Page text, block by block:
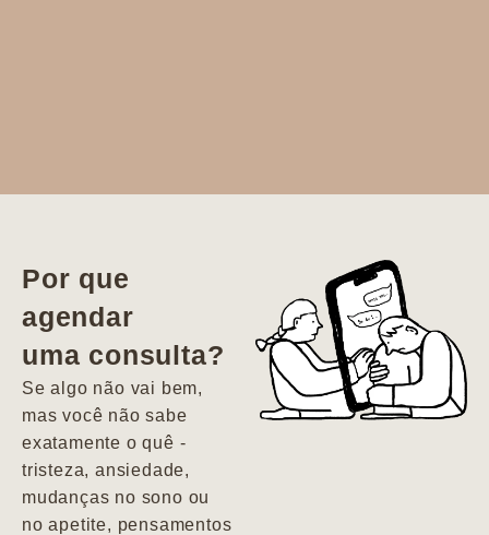
vida. Ela me
encontrou num
estado misto de
depressão e
agitação com
pensamentos
Por que
agendar
uma consulta?
Se algo não vai bem,
mas você não sabe
exatamente o quê -
tristeza, ansiedade,
mudanças no sono ou
no apetite, pensamentos